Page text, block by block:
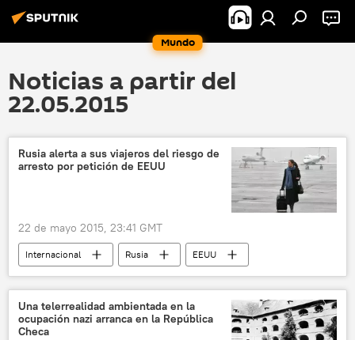
Mundo
Noticias a partir del
22.05.2015
Rusia alerta a sus viajeros del riesgo de
arresto por petición de EEUU
22 de mayo 2015, 23:41 GMT
Internacional Rusia
EEUU
Vladímir Drinkman
Vadim Poliakov
Ministerio de Asuntos Exteriores de Rusia
noticias
Una telerrealidad ambientada en la
ocupación nazi arranca en la República
Checa